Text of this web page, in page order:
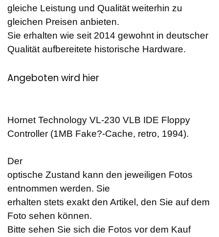
gleiche Leistung und Qualität weiterhin zu
gleichen Preisen anbieten.
Sie erhalten wie seit 2014 gewohnt in deutscher
Qualität aufbereitete historische Hardware.
Angeboten wird hier
Hornet Technology VL-230 VLB IDE Floppy
Controller (1MB Fake?-Cache, retro, 1994).
Der
optische Zustand kann den jeweiligen Fotos
entnommen werden. Sie
erhalten stets exakt den Artikel, den Sie auf dem
Foto sehen können.
Bitte sehen Sie sich die Fotos vor dem Kauf